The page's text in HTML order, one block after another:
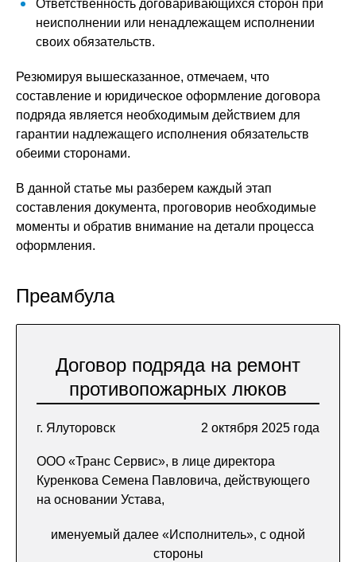
Ответственность договаривающихся сторон при
неисполнении или ненадлежащем исполнении
своих обязательств.
Резюмируя вышесказанное, отмечаем, что
составление и юридическое оформление договора
подряда является необходимым действием для
гарантии надлежащего исполнения обязательств
обеими сторонами.
В данной статье мы разберем каждый этап
составления документа, проговорив необходимые
моменты и обратив внимание на детали процесса
оформления.
Преамбула
Договор подряда на ремонт
противопожарных люков
г. Ялуторовск 2 октября 2025 года
ООО «Транс Сервис», в лице директора
Куренкова Семена Павловича, действующего
на основании Устава,
именуемый далее «Исполнитель», с одной
стороны